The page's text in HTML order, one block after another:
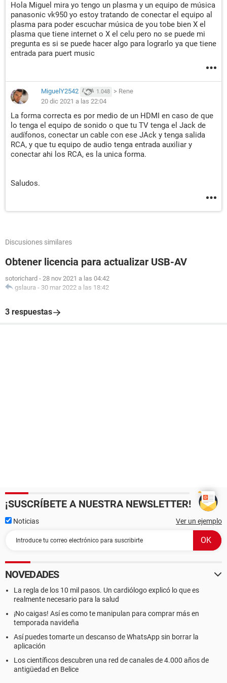
Hola Miguel mira yo tengo un plasma y un equipo de música
panasonic vk950 yo estoy tratando de conectar el equipo al
plasma para poder escuchar música de you tobe bien X el
plasma que tiene internet o X el celu pero no se puede mi
pregunta es si se puede hacer algo para lograrlo ya que tiene
entrada para puert music
MiguelY2542 1.048 > Rene
20 dic 2021 a las 22:04
La forma correcta es por medio de un HDMI en caso de que
lo tenga el equipo de sonido o que tu TV tenga el Jack de
audífonos, conectar un cable con ese JAck y tenga salida
RCA, y que tu equipo de audio tenga entrada auxiliar y
conectar ahi los RCA, es la unica forma.
Saludos.
Discusiones similares
Obtener licencia para actualizar USB-AV
sotorichard - 28 nov 2021 a las 04:42
gslaura - 30 mar 2022 a las 18:42
3 respuestas
¡SUSCRÍBETE A NUESTRA NEWSLETTER!
Noticias Ver un ejemplo
NOVEDADES
La regla de los 10 mil pasos. Un cardiólogo explicó lo que es
realmente necesario para la salud
¡No caigas! Así es como te manipulan para comprar más en
temporada navideña
Así puedes tomarte un descanso de WhatsApp sin borrar la
aplicación
Los científicos descubren una red de canales de 4.000 años de
antigüedad en Belice